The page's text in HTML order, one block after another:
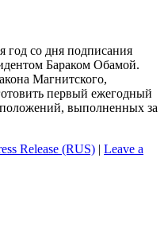
год со дня подписания
Бараком Обамой.
Магнитского,
первый ежегодный
положений, выполненных за
Release (RUS) | Leave a